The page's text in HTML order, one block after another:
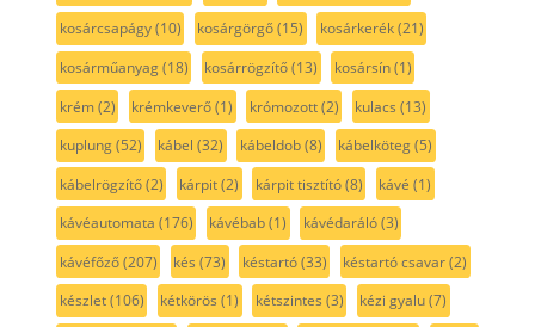
kosárcsapágy(10) kosárgörgő(15) kosárkerék(21)
kosárműanyag(18) kosárrögzítő(13) kosársín(1)
krém(2) krémkeverő(1) krómozott(2) kulacs (13)
kuplung(52) kábel (32) kábeldob(8) kábelköteg(5)
kábelrögzítő(2) kárpit(2) kárpit tisztító(8) kávé (1)
kávéautomata (176) kávébab(1) kávédaráló(3)
kávéfőző(207) kés (73) késtartó(33) késtartó csavar(2)
készlet(106) kétkörös (1) kétszintes (3) kézi gyalu(7)